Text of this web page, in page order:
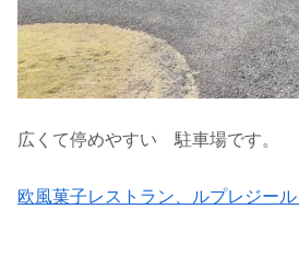
広くて停めやすい 駐車場です。
欧風菓子レストラン、ルプレジー